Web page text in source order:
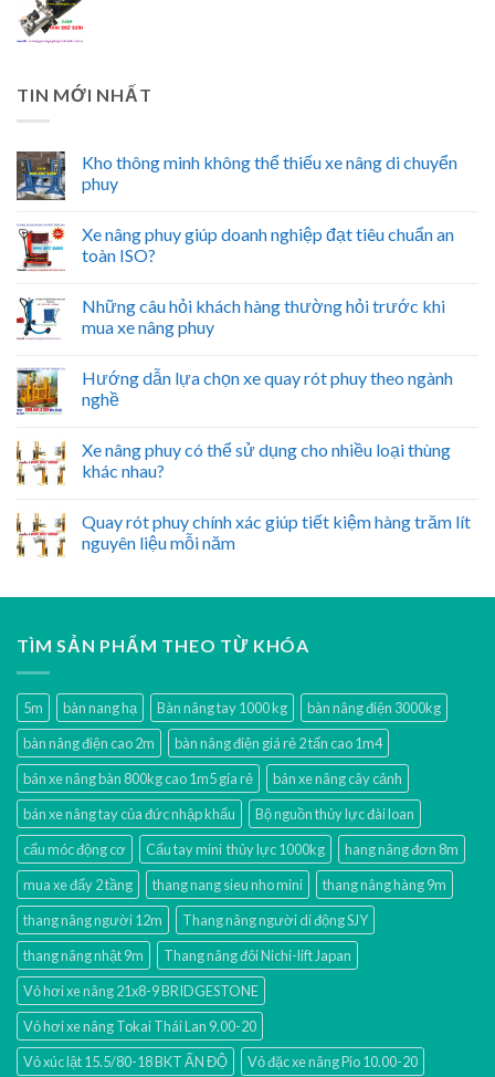
TIN MỚI NHẤT
Kho thông minh không thể thiếu xe nâng di chuyển
phuy
Xe nâng phuy giúp doanh nghiệp đạt tiêu chuẩn an
toàn ISO?
Những câu hỏi khách hàng thường hỏi trước khi
mua xe nâng phuy
Hướng dẫn lựa chọn xe quay rót phuy theo ngành
nghề
Xe nâng phuy có thể sử dụng cho nhiều loại thùng
khác nhau?
Quay rót phuy chính xác giúp tiết kiệm hàng trăm lít
nguyên liệu mỗi năm
TÌM SẢN PHẨM THEO TỪ KHÓA
5m bàn nang hạ Bàn nâng tay 1000 kg
bàn nâng điện 3000kg
bàn nâng điện cao 2m
bàn nâng điện giá rẻ 2 tấn cao 1m4
bán xe nâng bàn 800kg cao 1m5 gía rẻ
bán xe nâng cây cảnh
bán xe nâng tay của đức nhập khẩu
Bộ nguồn thủy lực đài loan
cẩu móc động cơ
Cẩu tay mini thủy lực 1000kg
hang nâng đơn 8m
mua xe đẩy 2 tầng
thang nang sieu nho mini
thang nâng hàng 9m
thang nâng người 12m
Thang nâng người di động SJY
thang nâng nhật 9m
Thang nâng đôi Nichi-lift Japan
Vỏ hơi xe nâng 21x8-9 BRIDGESTONE
Vỏ hơi xe nâng Tokai Thái Lan 9.00-20
Vỏ xúc lật 15.5/80-18 BKT ẤN ĐỘ
Vỏ đặc xe nâng Pio 10.00-20